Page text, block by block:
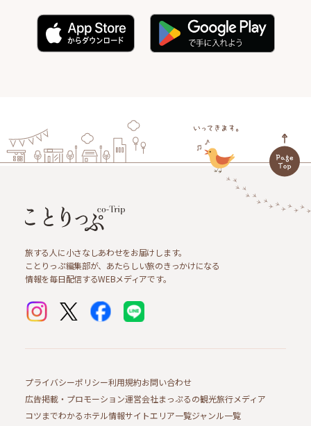
旅する人に小さなしあわせをお届けします。
ことりっぷ編集部が、あたらしい旅のきっかけになる
情報を毎日配信するWEBメディアです。
プライバシーポリシー利用規約お問い合わせ
広告掲載・プロモーション運営会社まっぷるの観光旅行メディア
コツまでわかるホテル情報サイトエリア一覧ジャンル一覧